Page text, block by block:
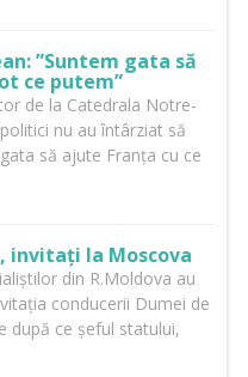
”Suntem gata să
ce putem”
de la Catedrala Notre-
nu au întârziat să
să ajute Franța cu ce
invitați la Moscova
din R.Moldova au
conducerii Dumei de
după ce șeful statului,